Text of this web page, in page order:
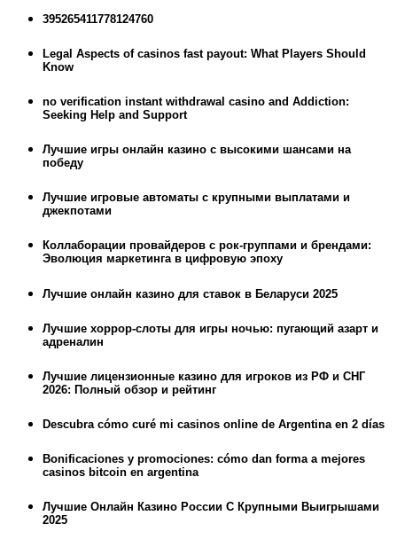
395265411778124760
Legal Aspects of casinos fast payout: What Players Should
Know
no verification instant withdrawal casino and Addiction:
Seeking Help and Support
Лучшие игры онлайн казино с высокими шансами на
победу
Лучшие игровые автоматы с крупными выплатами и
джекпотами
Коллаборации провайдеров с рок-группами и брендами:
Эволюция маркетинга в цифровую эпоху
Лучшие онлайн казино для ставок в Беларуси 2025
Лучшие хоррор-слоты для игры ночью: пугающий азарт и
адреналин
Лучшие лицензионные казино для игроков из РФ и СНГ
2026: Полный обзор и рейтинг
Descubra cómo curé mi casinos online de Argentina en 2 días
Bonificaciones y promociones: cómo dan forma a mejores
casinos bitcoin en argentina
Лучшие Онлайн Казино России С Крупными Выигрышами
2025